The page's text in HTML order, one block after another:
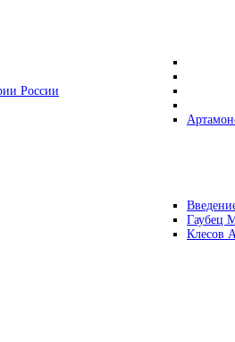
России
Гаубец
Клесов